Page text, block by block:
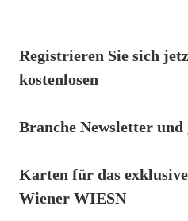
Registrieren Sie sich
kostenlosen
Branche Newsletter und
Karten für das
Wiener WIESN